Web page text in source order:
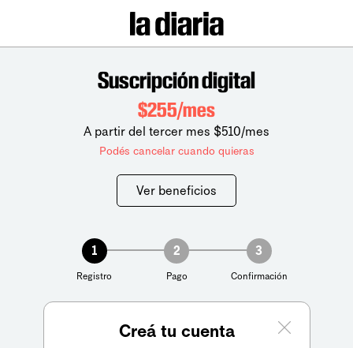
Suscripción digital
$255/mes
A partir del tercer mes $510/mes
Podés cancelar cuando quieras
Ver beneficios
1
Registro
2
Pago
3
Confirmación
Creá tu cuenta